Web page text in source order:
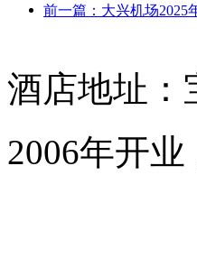
酒店地址：
2006年开